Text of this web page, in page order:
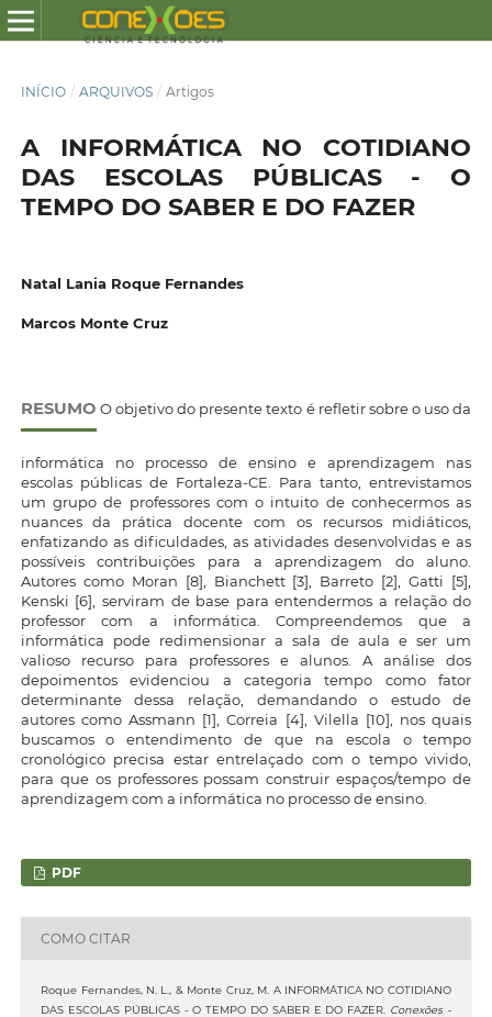
INÍCIO / ARQUIVOS / Artigos
A INFORMÁTICA NO COTIDIANO
DAS ESCOLAS PÚBLICAS - O
TEMPO DO SABER E DO FAZER
Natal Lania Roque Fernandes
Marcos Monte Cruz
RESUMO O objetivo do presente texto é refletir sobre o uso da
informática no processo de ensino e aprendizagem nas
escolas públicas de Fortaleza-CE. Para tanto, entrevistamos
um grupo de professores com o intuito de conhecermos as
nuances da prática docente com os recursos midiáticos,
enfatizando as dificuldades, as atividades desenvolvidas e as
possíveis contribuições para a aprendizagem do aluno.
Autores como Moran [8], Bianchett [3], Barreto [2], Gatti [5],
Kenski [6], serviram de base para entendermos a relação do
professor com a informática. Compreendemos que a
informática pode redimensionar a sala de aula e ser um
valioso recurso para professores e alunos. A análise dos
depoimentos evidenciou a categoria tempo como fator
determinante dessa relação, demandando o estudo de
autores como Assmann [1], Correia [4], Vilella [10], nos quais
buscamos o entendimento de que na escola o tempo
cronológico precisa estar entrelaçado com o tempo vivido,
para que os professores possam construir espaços/tempo de
aprendizagem com a informática no processo de ensino.
PDF
COMO CITAR
Roque Fernandes, N. L., & Monte Cruz, M. A INFORMÁTICA NO COTIDIANO
DAS ESCOLAS PÚBLICAS - O TEMPO DO SABER E DO FAZER. Conexões -